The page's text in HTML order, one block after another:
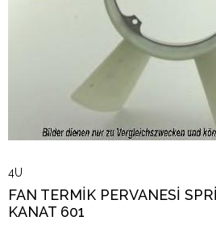
4U
FAN TERMİK PERVANESİ
KANAT 601